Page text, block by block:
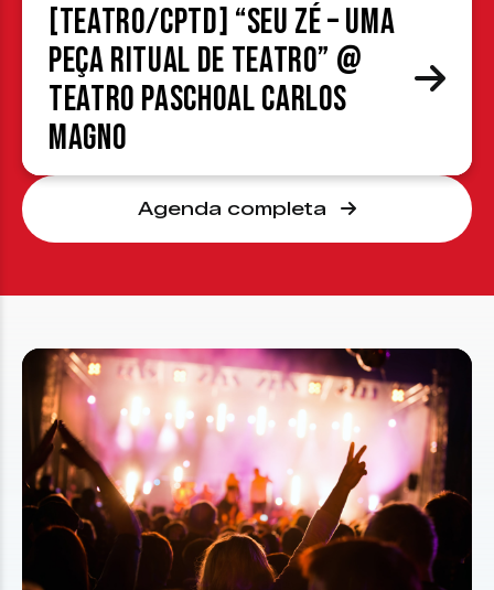
[TEATRO/CPTD] “Seu Zé – Uma
peça ritual de teatro” @
Teatro Paschoal Carlos
Magno
Agenda completa